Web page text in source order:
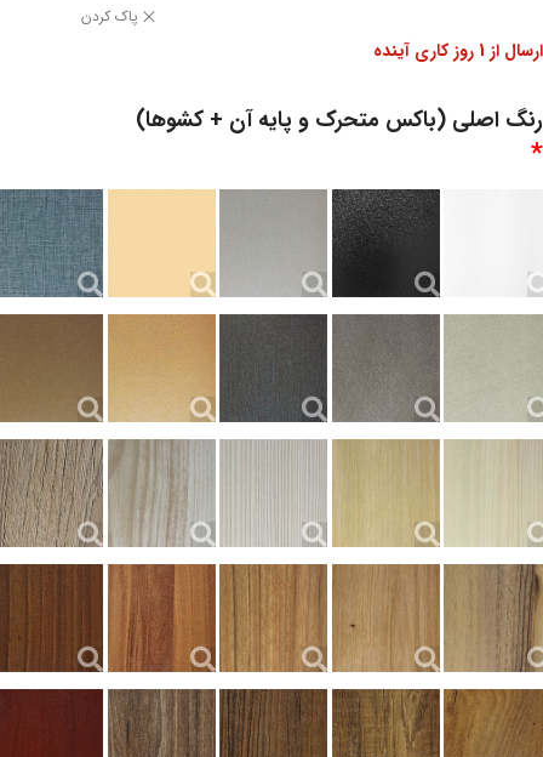
پاک کردن
ارسال از 1 روز کاری آینده
رنگ اصلی (باکس متحرک و پایه آن + کشوها)
*